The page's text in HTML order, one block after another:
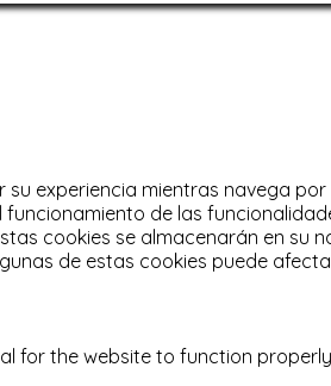
experiencia mientras navega por
de las
cookies se almacenarán en su
de estas cookies puede
for the website to function